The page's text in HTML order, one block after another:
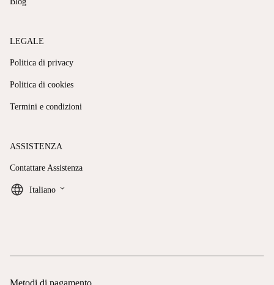
LEGALE
Politica di privacy
Politica di cookies
Termini e condizioni
ASSISTENZA
Contattare Assistenza
Italiano keyboard_arrow_down
Metodi di pagamento